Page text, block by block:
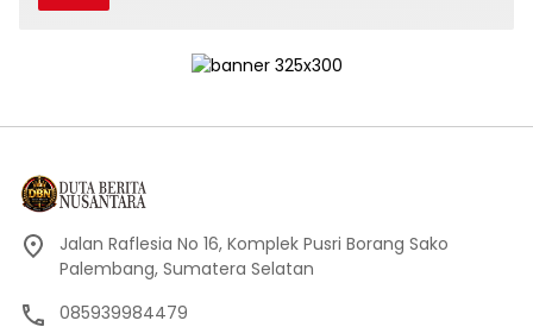
Jalan Raflesia No 16, Komplek Pusri Borang Sako
Palembang, Sumatera Selatan
085939984479